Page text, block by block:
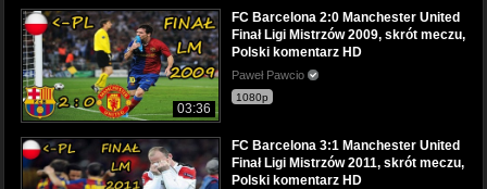
03:36
FC Barcelona 2:0 Manchester United
Finał Ligi Mistrzów 2009, skrót meczu,
Polski komentarz HD
Paweł Pawcio
1080p
FC Barcelona 3:1 Manchester United
Finał Ligi Mistrzów 2011, skrót meczu,
Polski komentarz HD